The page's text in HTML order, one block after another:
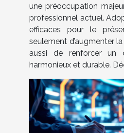
une préoccupation
professionnel actuel.
efficaces pour le
seulement d’augmenter
aussi de renforcer un
harmonieux et durable.